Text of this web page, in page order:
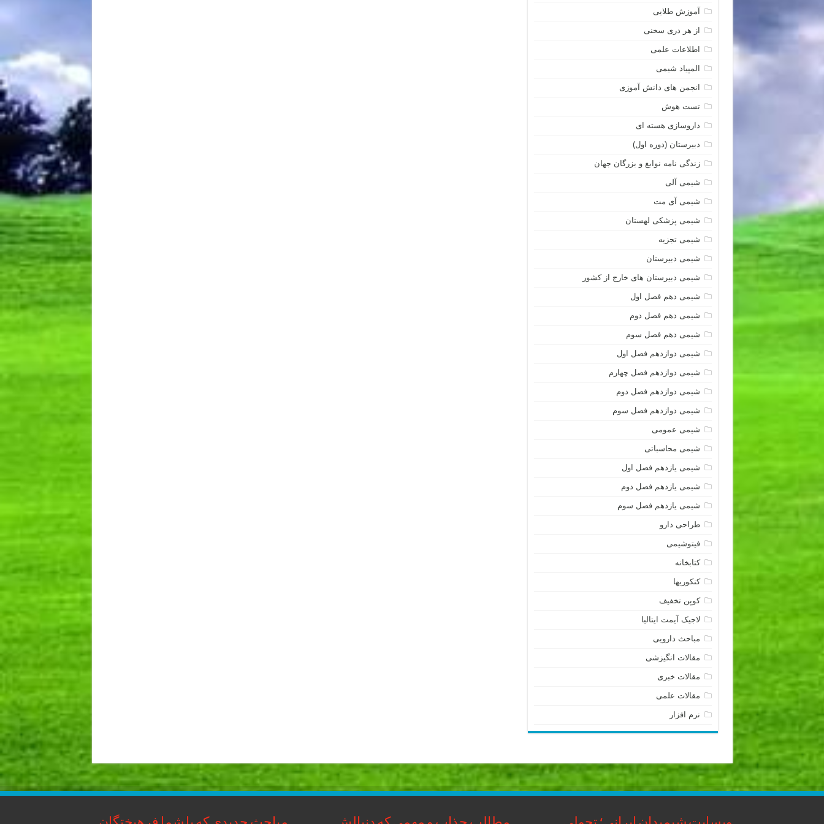
آموزش طلایی
از هر دری سخنی
اطلاعات علمی
المپیاد شیمی
انجمن های دانش آموزی
تست هوش
داروسازی هسته ای
دبیرستان (دوره اول)
زندگی نامه نوابغ و بزرگان جهان
شیمی آلی
شیمی آی مت
شیمی پزشکی لهستان
شیمی تجزیه
شیمی دبیرستان
شیمی دبیرستان های خارج از کشور
شیمی دهم فصل اول
شیمی دهم فصل دوم
شیمی دهم فصل سوم
شیمی دوازدهم فصل اول
شیمی دوازدهم فصل چهارم
شیمی دوازدهم فصل دوم
شیمی دوازدهم فصل سوم
شیمی عمومی
شیمی محاسباتی
شیمی یازدهم فصل اول
شیمی یازدهم فصل دوم
شیمی یازدهم فصل سوم
طراحی دارو
فیتوشیمی
کتابخانه
کنکوریها
کوپن تخفیف
لاجیک آیمت ایتالیا
مباحث دارویی
مقالات انگیزشی
مقالات خبری
مقالات علمی
نرم افزار